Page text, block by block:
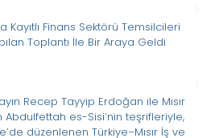
Kayıtlı Finans Sektörü Temsilcileri
Toplantı İle Bir Araya Geldi
Recep Tayyip Erdoğan ile Mısır
Abdulfettah es-Sisi’nin teşrifleriyle,
düzenlenen Türkiye–Mısır İş ve